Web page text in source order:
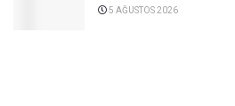
5 AĞUSTOS 2026